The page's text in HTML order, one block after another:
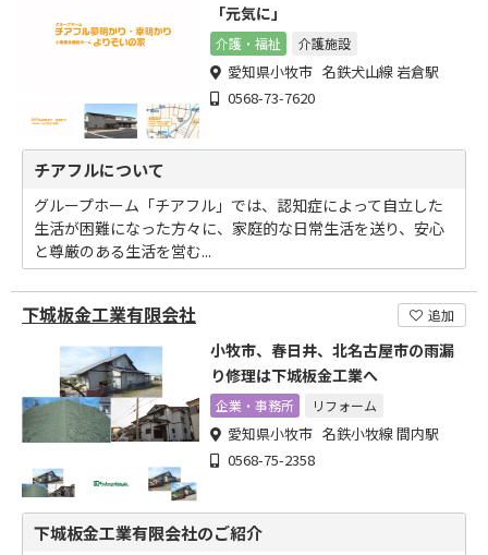
「元気に」
介護・福祉 介護施設
愛知県小牧市 名鉄犬山線 岩倉駅
0568-73-7620
チアフルについて
グループホーム「チアフル」では、認知症によって自立した
生活が困難になった方々に、家庭的な日常生活を送り、安心
と尊厳のある生活を営む...
下城板金工業有限会社 追加
小牧市、春日井、北名古屋市の雨漏
り修理は下城板金工業へ
企業・事務所 リフォーム
愛知県小牧市 名鉄小牧線 間内駅
0568-75-2358
下城板金工業有限会社のご紹介